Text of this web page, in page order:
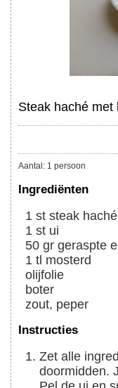
Steak haché met
Aantal : 1 persoon
Ingrediënten
1 st steak haché
1 st ui
50 gr geraspte
1 tl mosterd
olijfolie
boter
zout, peper
Instructies
Zet alle ingrediënten klaar. Snijd de ui
doormidden.